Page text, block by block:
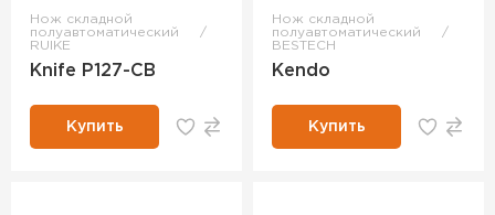
Нож складной
полуавтоматический
RUIKE
Knife P127-CB
Купить
Нож складной
полуавтоматический
BESTECH
Kendo
Купить